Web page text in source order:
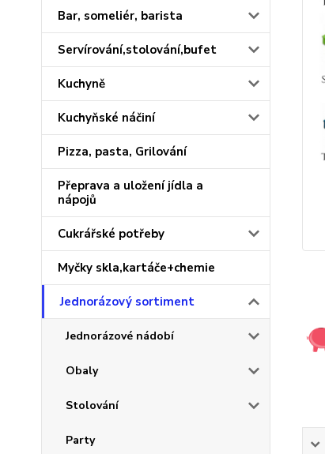
Bar, someliér, barista
Servírování,stolování,bufet
Kuchyně
Kuchyňské náčiní
Pizza, pasta, Grilování
Přeprava a uložení jídla a
nápojů
Cukrářské potřeby
Myčky skla,kartáče+chemie
Jednorázový sortiment
Jednorázové nádobí
Obaly
Stolování
Party